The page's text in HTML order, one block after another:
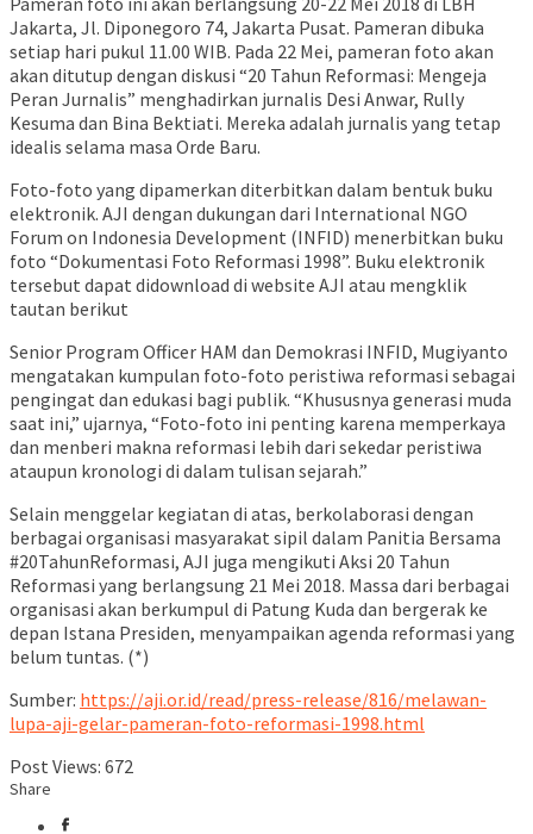
Jakarta, Jl. Diponegoro 74, Jakarta Pusat. Pameran dibuka
setiap hari pukul 11.00 WIB. Pada 22 Mei, pameran foto akan
akan ditutup dengan diskusi “20 Tahun Reformasi: Mengeja
Peran Jurnalis” menghadirkan jurnalis Desi Anwar, Rully
Kesuma dan Bina Bektiati. Mereka adalah jurnalis yang tetap
idealis selama masa Orde Baru.
Foto-foto yang dipamerkan diterbitkan dalam bentuk buku
elektronik. AJI dengan dukungan dari International NGO
Forum on Indonesia Development (INFID) menerbitkan buku
foto “Dokumentasi Foto Reformasi 1998”. Buku elektronik
tersebut dapat didownload di website AJI atau mengklik
tautan berikut
Senior Program Officer HAM dan Demokrasi INFID, Mugiyanto
mengatakan kumpulan foto-foto peristiwa reformasi sebagai
pengingat dan edukasi bagi publik. “Khususnya generasi muda
saat ini,” ujarnya, “Foto-foto ini penting karena memperkaya
dan menberi makna reformasi lebih dari sekedar peristiwa
ataupun kronologi di dalam tulisan sejarah.”
Selain menggelar kegiatan di atas, berkolaborasi dengan
berbagai organisasi masyarakat sipil dalam Panitia Bersama
#20TahunReformasi, AJI juga mengikuti Aksi 20 Tahun
Reformasi yang berlangsung 21 Mei 2018. Massa dari berbagai
organisasi akan berkumpul di Patung Kuda dan bergerak ke
depan Istana Presiden, menyampaikan agenda reformasi yang
belum tuntas. (*)
Sumber: https://aji.or.id/read/press-release/816/melawan-
lupa-aji-gelar-pameran-foto-reformasi-1998.html
Post Views: 672
Share